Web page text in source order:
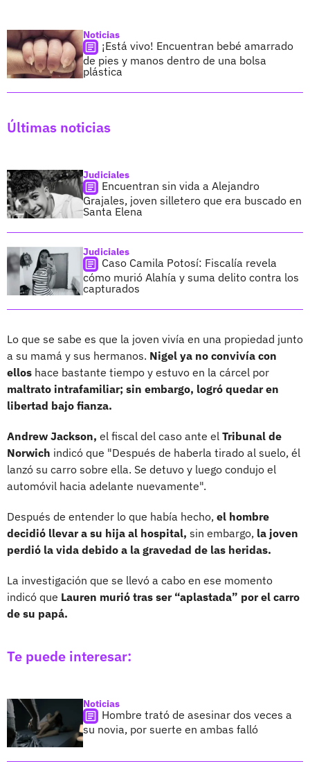
Noticias
¡Está vivo! Encuentran bebé amarrado
de pies y manos dentro de una bolsa
plástica
Últimas noticias
Judiciales
Encuentran sin vida a Alejandro
Grajales, joven silletero que era buscado en
Santa Elena
Judiciales
Caso Camila Potosí: Fiscalía revela
cómo murió Alahía y suma delito contra los
capturados
Lo que se sabe es que la joven vivía en una propiedad junto
a su mamá y sus hermanos. Nigel ya no convivía con
ellos hace bastante tiempo y estuvo en la cárcel por
maltrato intrafamiliar; sin embargo, logró quedar en
libertad bajo fianza.
Andrew Jackson, el fiscal del caso ante el Tribunal de
Norwich indicó que "Después de haberla tirado al suelo, él
lanzó su carro sobre ella. Se detuvo y luego condujo el
automóvil hacia adelante nuevamente".
Después de entender lo que había hecho, el hombre
decidió llevar a su hija al hospital, sin embargo, la joven
perdió la vida debido a la gravedad de las heridas.
La investigación que se llevó a cabo en ese momento
indicó que Lauren murió tras ser “aplastada” por el carro
de su papá.
Te puede interesar:
Noticias
Hombre trató de asesinar dos veces a
su novia, por suerte en ambas falló